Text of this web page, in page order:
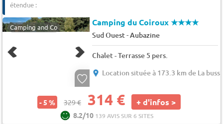
étendue :
Camping and Co Camping du Coiroux★★★★
Sud Ouest-Aubazine
Chalet - Terrasse 5 pers.
Location située à 173.3 km de La
- 5 % 329 € 314 € + d'infos >
8.2/10 139 AVIS SUR 6 SITES